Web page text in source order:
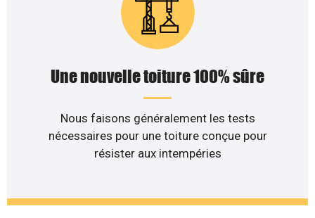
Une nouvelle toiture 100% sûre
Nous faisons généralement les tests
nécessaires pour une toiture conçue pour
résister aux intempéries